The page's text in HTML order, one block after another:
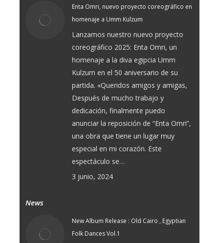
Enta Omri, nuevo proyecto coreográfico en
homenaje a Umm Kulzum
Lanzamos nuestro nuevo proyecto
coreográfico 2025: Enta Omri, un
homenaje a la diva egipcia Umm
Kulzum en el 50 aniversario de su
partida. «Queridos amigos y amigas,
Después de mucho trabajo y
dedicación, finalmente puedo
anunciar la reposición de “Enta Omri”,
una obra que tiene un lugar muy
especial en mi corazón. Este
espectáculo se…
3 junio, 2024
News
New Album Release : Old Cairo , Egyptian
Folk Dances Vol.1